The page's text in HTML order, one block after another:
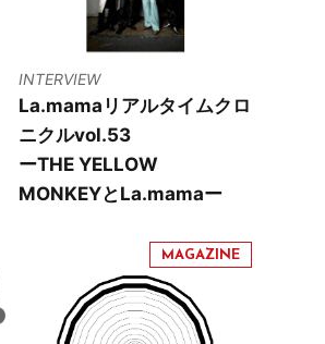
INTERVIEW
La.mamaリアルタイムクロ
ニクルvol.53
ーTHE YELLOW
MONKEYとLa.mamaー